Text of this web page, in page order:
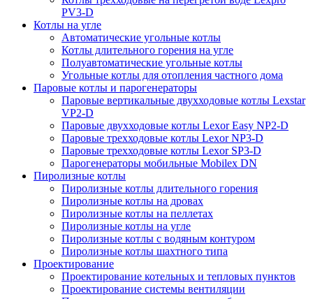
PV3-D
Котлы на угле
Автоматические угольные котлы
Котлы длительного горения на угле
Полуавтоматические угольные котлы
Угольные котлы для отопления частного дома
Паровые котлы и парогенераторы
Паровые вертикальные двухходовые котлы Lexstar
VP2-D
Паровые двухходовые котлы Lexor Easy NP2-D
Паровые трехходовые котлы Lexor NP3-D
Паровые трехходовые котлы Lexor SP3-D
Парогенераторы мобильные Mobilex DN
Пиролизные котлы
Пиролизные котлы длительного горения
Пиролизные котлы на дровах
Пиролизные котлы на пеллетах
Пиролизные котлы на угле
Пиролизные котлы с водяным контуром
Пиролизные котлы шахтного типа
Проектирование
Проектирование котельных и тепловых пунктов
Проектирование системы вентиляции